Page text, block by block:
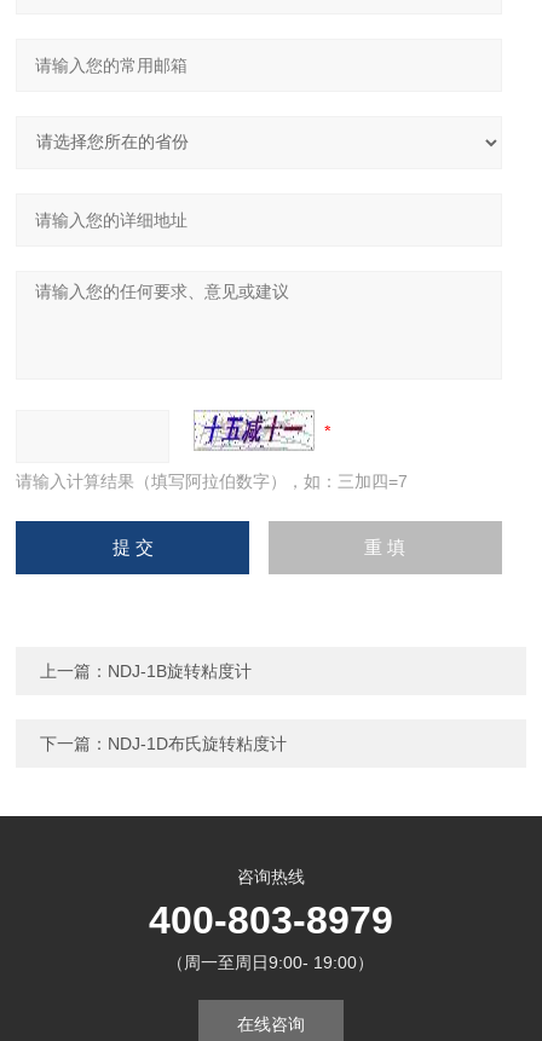
请输入计算结果（填写阿拉伯数字），如：三加四=7
上一篇： NDJ-1B旋转粘度计
下一篇： NDJ-1D布氏旋转粘度计
咨询热线
400-803-8979
（周一至周日9:00- 19:00）
在线咨询